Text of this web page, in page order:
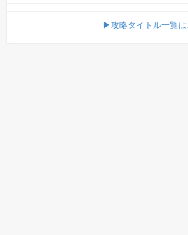
▶攻略タイトル一覧は